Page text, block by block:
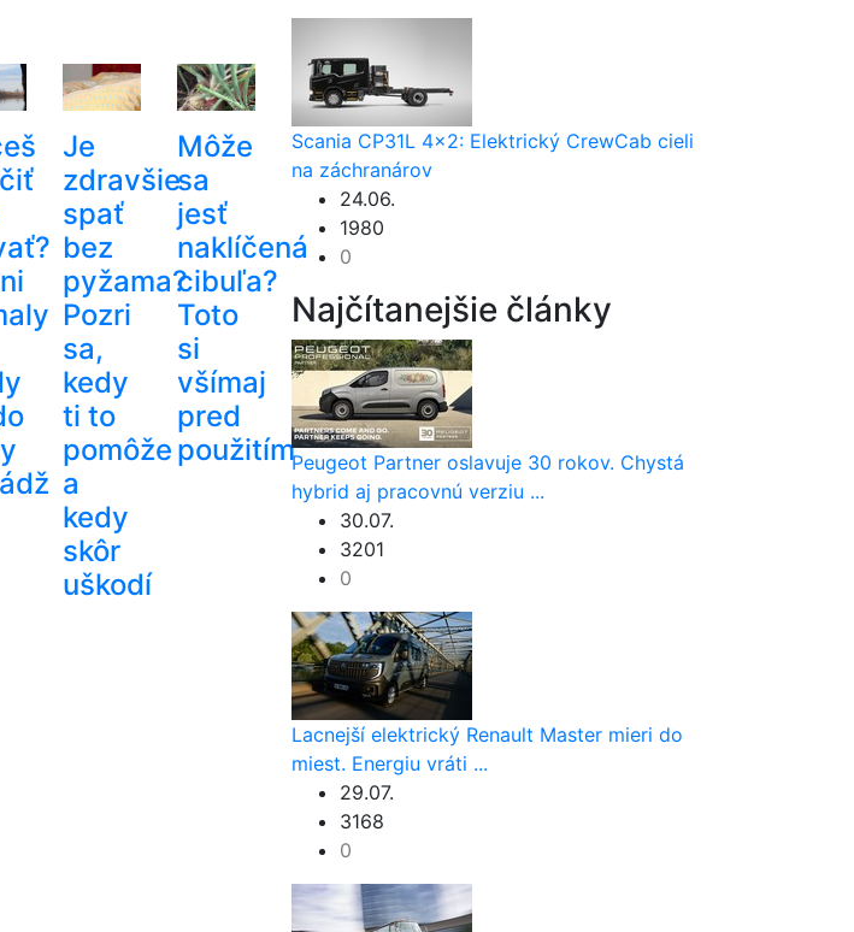
Je
zdravšie
spať
bez
pyžama?
Pozri
sa,
kedy
ti to
pomôže
a
kedy
skôr
uškodí
Môže
sa
jesť
naklíčená
cibuľa?
Toto
si
všímaj
pred
použitím
Scania CP31L 4x2: Elektrický CrewCab cieli
na záchranárov
24.06.
1980
0
Najčítanejšie články
Peugeot Partner oslavuje 30 rokov. Chystá
hybrid aj pracovnú verziu ...
30.07.
3201
0
Lacnejší elektrický Renault Master mieri do
miest. Energiu vráti ...
29.07.
3168
0